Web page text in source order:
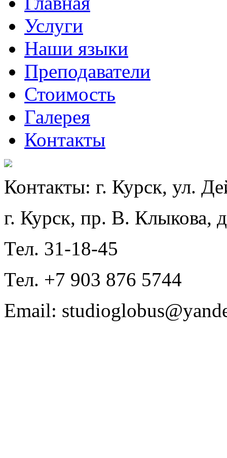
Услуги
Наши языки
Преподаватели
Стоимость
Галерея
Контакты
Контакты: г. Курск, ул.
г. Курск, пр. В. Клыкова,
Тел. 31-18-45
Тел. +7 903 876 5744
Email: